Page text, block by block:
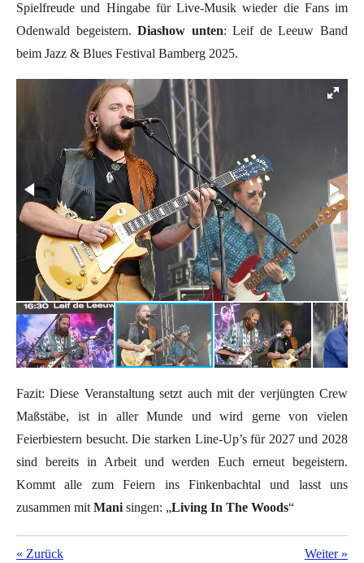
Spielfreude und Hingabe für Live-Musik wieder die Fans im
Odenwald begeistern.Diashow unten: Leif de Leeuw Band
beim Jazz & Blues Festival Bamberg 2025.
Fazit: Diese Veranstaltung setzt auch mit der verjüngten Crew
Maßstäbe, ist in aller Munde und wird gerne von vielen
Feierbiestern besucht. Die starken Line-Up’s für 2027 und 2028
sind bereits in Arbeit und werden Euch erneut begeistern.
Kommt alle zum Feiern ins Finkenbachtal und lasst uns
zusammen mit Mani singen: „Living In The Woods“
« Zurück Weiter»